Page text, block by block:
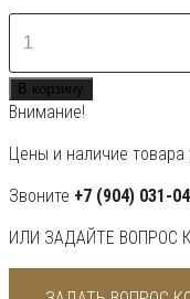
Количество
товара
Дымоход-
конвектор
«Атмосфера»
Окаменевшее
дерево
В корзину
Внимание!
Цены и наличие
Звоните +7 (904) 031-
ИЛИ ЗАДАЙТЕ ВОПРОС